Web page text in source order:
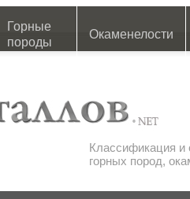
Горные
породы
Окаменелости
Классификация и
горных пород,